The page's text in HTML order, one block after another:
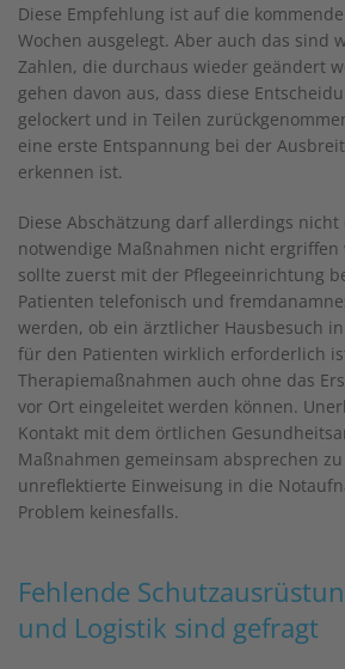
Diese Empfehlung ist auf die
Wochen ausgelegt. Aber auch das sind
Zahlen, die durchaus wieder geändert
gehen davon aus, dass diese
gelockert und in Teilen
eine erste Entspannung bei der
erkennen ist.
Diese Abschätzung darf allerdings
notwendige Maßnahmen nicht ergriffen
sollte zuerst mit der Pflegeeinrichtung
Patienten telefonisch und
werden, ob ein ärztlicher Hausbesuch
für den Patienten wirklich erforderlich
Therapiemaßnahmen auch ohne das
vor Ort eingeleitet werden können.
Kontakt mit dem örtlichen
Maßnahmen gemeinsam absprechen
unreflektierte Einweisung in die
Problem keinesfalls.
Fehlende
und Logistik sind gefragt